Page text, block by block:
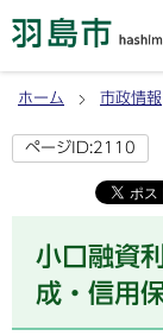
ホーム 市政情報
ページID:2110
小口融資
成・信用